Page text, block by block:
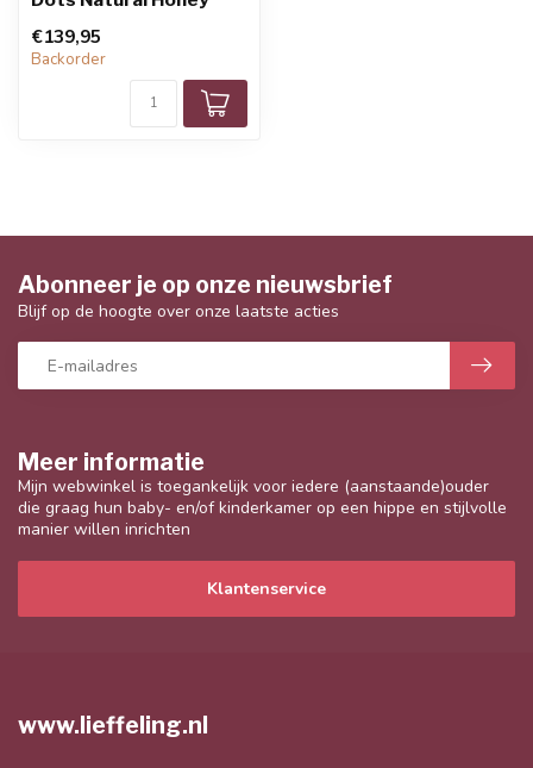
€139,95
Backorder
Meer informatie
Mijn webwinkel is toegankelijk voor iedere (aanstaande)ouder
die graag hun baby- en/of kinderkamer op een hippe en stijlvolle
manier willen inrichten
Klantenservice
Abonneer je op onze nieuwsbrief
Blijf op de hoogte over onze laatste acties
www.lieffeling.nl